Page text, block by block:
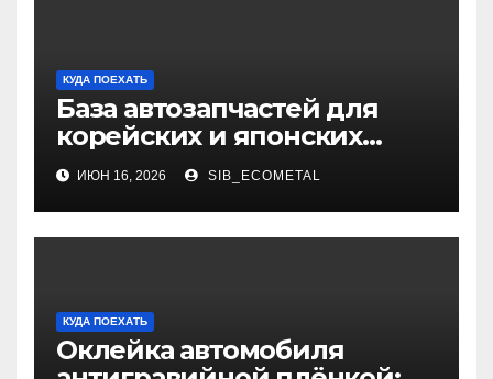
КУДА ПОЕХАТЬ
База автозапчастей для
корейских и японских
грузовиков
ИЮН 16, 2026 SIB_ECOMETAL
КУДА ПОЕХАТЬ
Оклейка автомобиля